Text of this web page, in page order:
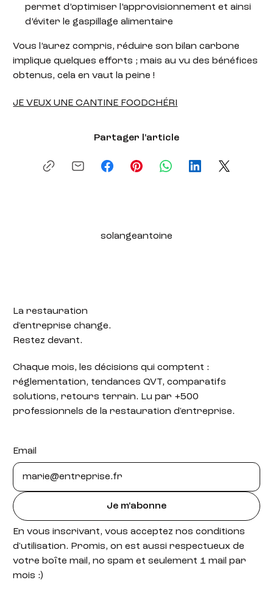
permet d’optimiser l’approvisionnement et ainsi
d’éviter le gaspillage alimentaire
Vous l’aurez compris, réduire son bilan carbone
implique quelques efforts ; mais au vu des bénéfices
obtenus, cela en vaut la peine !
JE VEUX UNE CANTINE FOODCHÉRI
Partager l'article
solangeantoine
La restauration
d'entreprise change.
Restez devant.
Chaque mois, les décisions qui comptent :
réglementation, tendances QVT, comparatifs
solutions, retours terrain. Lu par +500
professionnels de la restauration d'entreprise.
Email
Je m'abonne
En vous inscrivant, vous acceptez nos conditions
d'utilisation. Promis, on est aussi respectueux de
votre boîte mail, no spam et seulement 1 mail par
mois :)